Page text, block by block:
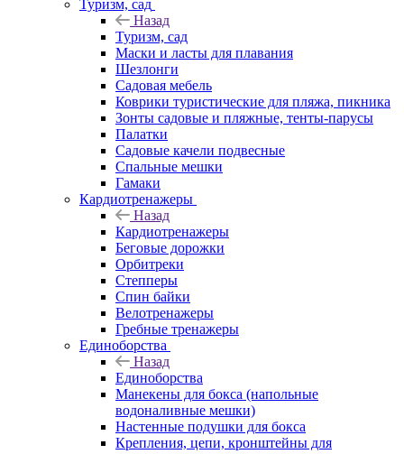
Туризм, сад
Назад
Туризм, сад
Маски и ласты для плавания
Шезлонги
Садовая мебель
Коврики туристические для пляжа, пикника
Зонты садовые и пляжные, тенты-парусы
Палатки
Садовые качели подвесные
Спальные мешки
Гамаки
Кардиотренажеры
Назад
Кардиотренажеры
Беговые дорожки
Орбитреки
Степперы
Спин байки
Велотренажеры
Гребные тренажеры
Единоборства
Назад
Единоборства
Манекены для бокса (напольные
водоналивные мешки)
Настенные подушки для бокса
Крепления, цепи, кронштейны для